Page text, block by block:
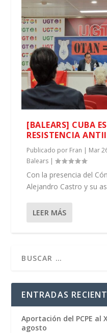
[BALEARS] CUBA
RESISTENCIA
Publicado por Fran | Mar
Balears |
Con la presencia del
Alejandro Castro y su
LEER MÁS
ENTRADAS
Aportación del PCPE al
agosto